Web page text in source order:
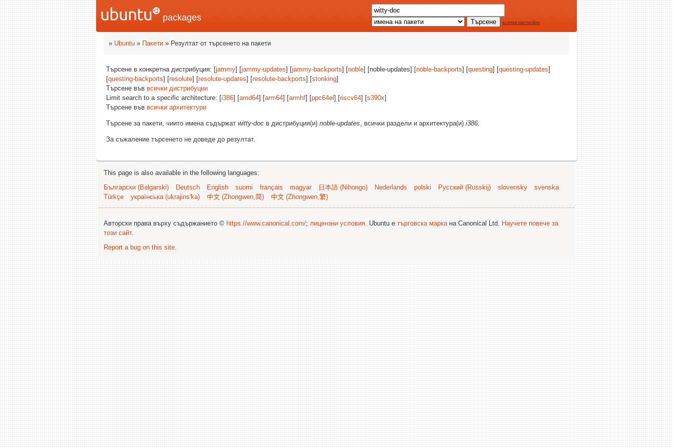
packages всички настройки
» Ubuntu » Пакети » Резултат от търсенето на пакети
Търсене в конкретна дистрибуция: [jammy] [jammy-updates] [jammy-backports] [noble] [noble-updates] [noble-backports] [questing] [questing-updates]
[questing-backports] [resolute] [resolute-updates] [resolute-backports] [stonking]
Търсене във всички дистрибуции
Limit search to a specific architecture: [i386] [amd64] [arm64] [armhf] [ppc64el ] [riscv64] [s390x]
Търсене във всички архитектури
Търсене за пакети, чиито имена съдържат witty-doc в дистрибуция(и) noble-updates, всички раздели и архитектура(и) i386.
За съжаление търсенето не доведе до резултат.
This page is also available in the following languages:
Български (Bəlgarski)
Deutsch English suomi français magyar 日本語 (Nihongo) Nederlands polski Русский (Russkij) slovensky
svenska
Türkçe
українська (ukrajins'ka) 中文 (Zhongwen,简) 中文 (Zhongwen,繁)
Авторски права върху съдържанието © https://www.canonical.com/; лицензни условия. Ubuntu е търговска маркана Canonical Ltd. Научете повече за
този сайт.
Report a bug on this site.